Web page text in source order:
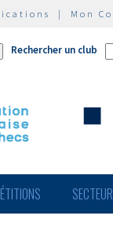
| Mon
Rechercher un club